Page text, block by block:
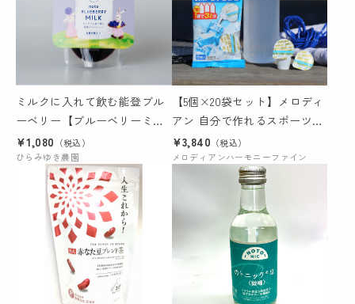
ミルクに入れて飲む能登ブル
ーベリー【ブルーベリーミル
クの素】
¥1,080 （税込）
ひらみゆき農園
【5個×20袋セット】メロディ
アン 自分で作れるスポーツド
リンク 熱中症対策！ ミネラル
配合 濃縮スポーツドリンク 送
¥3,840 （税込）
メロディアンハーモニーファイン